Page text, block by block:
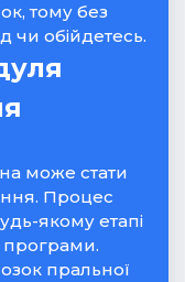
тому без
чи обійдетесь.
може стати
Процес
якому етапі
програми.
пральної